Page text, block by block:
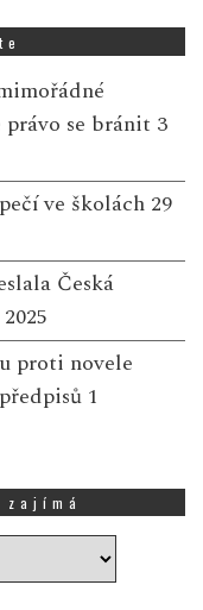
se bránit 3
ve školách 29
Česká
proti novele
1